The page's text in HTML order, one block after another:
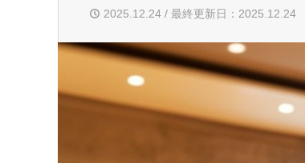
2025.12.24 / 最終更新日：2025.12.24